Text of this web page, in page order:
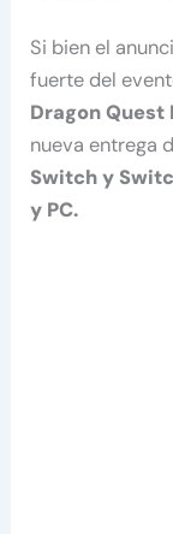
Si bien el
fuerte del
Dragon
nueva entrega
Switch y
y PC.